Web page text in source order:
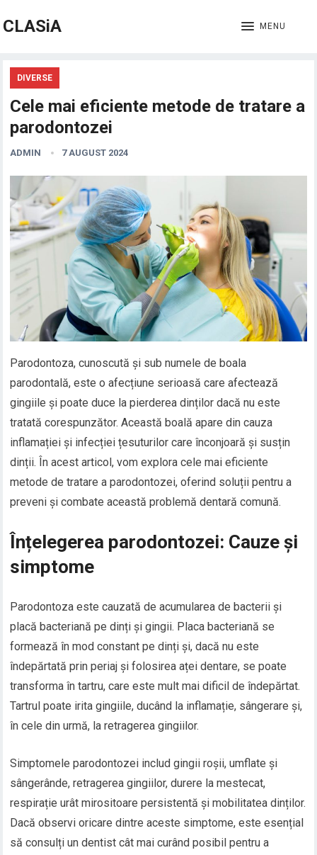
CLASiA MENU
DIVERSE
Cele mai eficiente metode de tratare a
parodontozei
ADMIN 7 AUGUST 2024
Parodontoza, cunoscută și sub numele de boala
parodontală, este o afecțiune serioasă care afectează
gingiile și poate duce la pierderea dinților dacă nu este
tratată corespunzător. Această boală apare din cauza
inflamației și infecției țesuturilor care înconjoară și susțin
dinții. În acest articol, vom explora cele mai eficiente
metode de tratare a parodontozei, oferind soluții pentru a
preveni și combate această problemă dentară comună.
Înțelegerea parodontozei: Cauze și
simptome
Parodontoza este cauzată de acumularea de bacterii și
placă bacteriană pe dinți și gingii. Placa bacteriană se
formează în mod constant pe dinți și, dacă nu este
îndepărtată prin periaj și folosirea aței dentare, se poate
transforma în tartru, care este mult mai dificil de îndepărtat.
Tartrul poate irita gingiile, ducând la inflamație, sângerare și,
în cele din urmă, la retragerea gingiilor.
Simptomele parodontozei includ gingii roșii, umflate și
sângerânde, retragerea gingiilor, durere la mestecat,
respirație urât mirositoare persistentă și mobilitatea dinților.
Dacă observi oricare dintre aceste simptome, este esențial
să consulți un dentist cât mai curând posibil pentru a